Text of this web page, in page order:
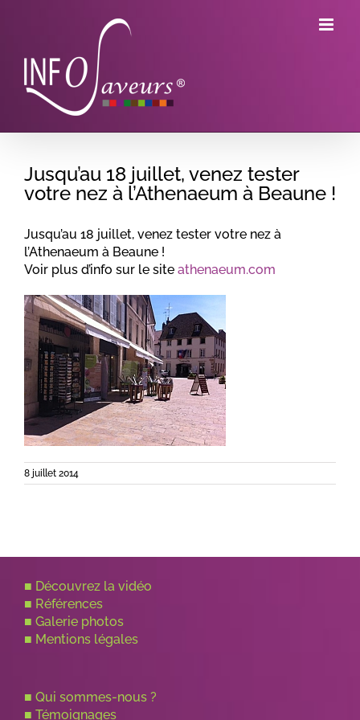
Jusqu’au 18 juillet, venez tester
votre nez à l’Athenaeum à Beaune !
Jusqu’au 18 juillet, venez tester votre nez à
l’Athenaeum à Beaune !
Voir plus d’info sur le site athenaeum.com
8 juillet 2014
■ Découvrez la vidéo
■ Références
■ Galerie photos
■ Mentions légales
■ Qui sommes-nous ?
■ Témoignages